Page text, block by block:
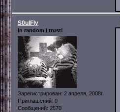
S0ulFly
In random I trust!
Зарегистрирован: 2 апреля, 2008г.
Приглашений: 0
Сообщений: 2570